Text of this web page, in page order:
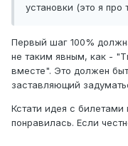
установки (это я
Первый шаг 100%
не таким явным, как -
вместе". Это должен
заставляющий
Кстати идея с
понравилась. Если